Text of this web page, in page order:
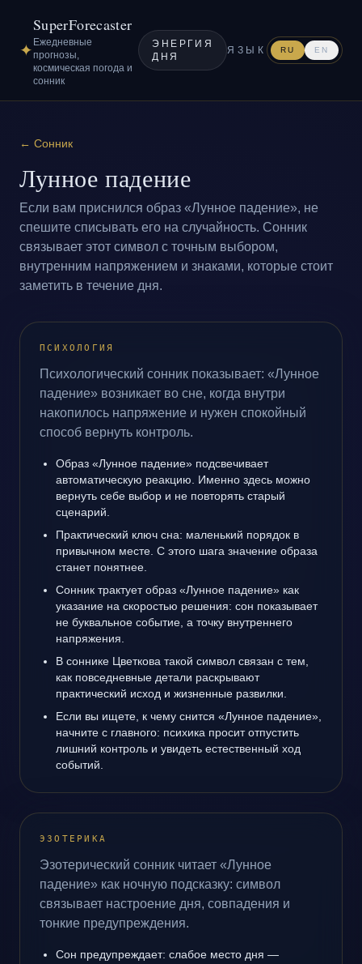
✦
SuperForecaster
Ежедневные
прогнозы,
космическая погода и
сонник
ЭНЕРГИЯ
ДНЯ
ЯЗЫК RU EN
← Сонник
Лунное падение
Если вам приснился образ «Лунное падение», не
спешите списывать его на случайность. Сонник
связывает этот символ с точным выбором,
внутренним напряжением и знаками, которые стоит
заметить в течение дня.
ПСИХОЛОГИЯ
Психологический сонник показывает: «Лунное
падение» возникает во сне, когда внутри
накопилось напряжение и нужен спокойный
способ вернуть контроль.
Образ «Лунное падение» подсвечивает
автоматическую реакцию. Именно здесь можно
вернуть себе выбор и не повторять старый
сценарий.
Практический ключ сна: маленький порядок в
привычном месте. С этого шага значение образа
станет понятнее.
Сонник трактует образ «Лунное падение» как
указание на скоростью решения: сон показывает
не буквальное событие, а точку внутреннего
напряжения.
В соннике Цветкова такой символ связан с тем,
как повседневные детали раскрывают
практический исход и жизненные развилки.
Если вы ищете, к чему снится «Лунное падение»,
начните с главного: психика просит отпустить
лишний контроль и увидеть естественный ход
событий.
ЭЗОТЕРИКА
Эзотерический сонник читает «Лунное
падение» как ночную подсказку: символ
связывает настроение дня, совпадения и
тонкие предупреждения.
Сон предупреждает: слабое место дня —